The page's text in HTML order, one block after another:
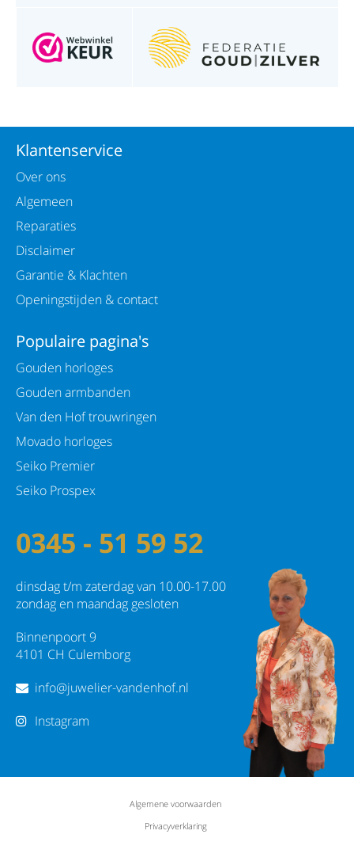
Klantenservice
Over ons
Algemeen
Reparaties
Disclaimer
Garantie & Klachten
Openingstijden & contact
Populaire pagina's
Gouden horloges
Gouden armbanden
Van den Hof trouwringen
Movado horloges
Seiko Premier
Seiko Prospex
0345 - 51 59 52
dinsdag t/m zaterdag van 10.00-17.00
zondag en maandag gesloten
Binnenpoort 9
4101 CH Culemborg
info@juwelier-vandenhof.nl
Instagram
Algemene voorwaarden
Privacyverklaring